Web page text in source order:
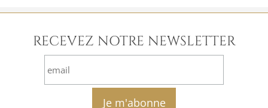
RECEVEZ NOTRE NEWSLETTER
email